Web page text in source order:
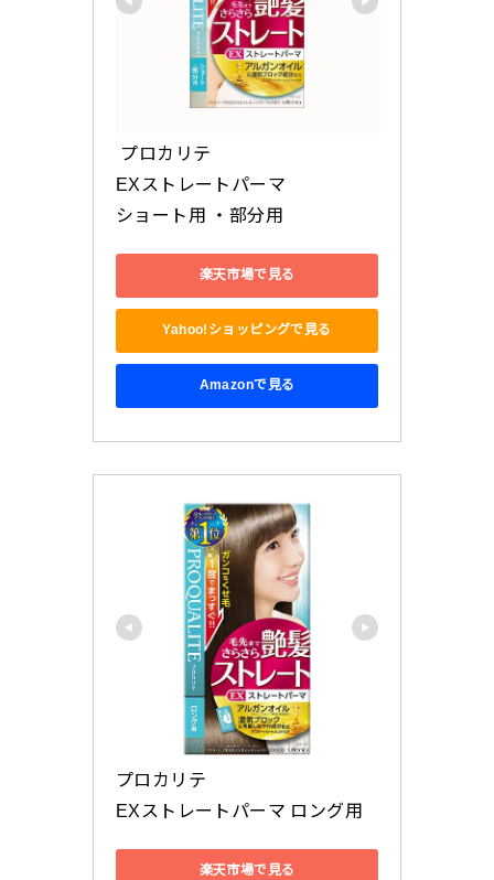
EXストレートパーマ
ショート用 ・部分用
楽天市場で見る
Yahoo!ショッピングで見る
Amazonで見る
プロカリテ
EXストレートパーマ ロング用
楽天市場で見る